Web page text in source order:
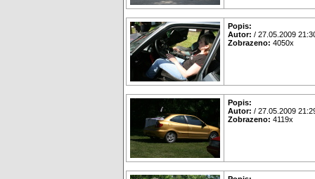
Popis:
Autor: / 27.05.2009
Zobrazeno: 4050x
Popis:
Autor: / 27.05.2009
Zobrazeno: 4119x